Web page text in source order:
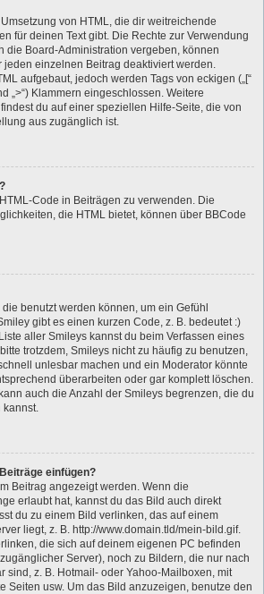
von HTML, die dir weitreichende
für deinen Text gibt. Die Rechte zur Verwendung
die Board-Administration vergeben, können
jeden einzelnen Beitrag deaktiviert werden.
aufgebaut, jedoch werden Tags von eckigen („[“
„>“) Klammern eingeschlossen. Weitere
du auf einer speziellen Hilfe-Seite, die von
aus zugänglich ist.
Code in Beiträgen zu verwenden. Die
die HTML bietet, können über BBCode
benutzt werden können, um ein Gefühl
gibt es einen kurzen Code, z. B. bedeutet :)
aller Smileys kannst du beim Verfassen eines
trotzdem, Smileys nicht zu häufig zu benutzen,
unlesbar machen und ein Moderator könnte
überarbeiten oder gar komplett löschen.
auch die Anzahl der Smileys begrenzen, die du
kannst.
einfügen?
Beitrag angezeigt werden. Wenn die
erlaubt hat, kannst du das Bild auch direkt
du zu einem Bild verlinken, das auf einem
liegt, z. B. http://www.domain.tld/mein-bild.gif.
die sich auf deinem eigenen PC befinden
Server), noch zu Bildern, die nur nach
sind, z. B. Hotmail- oder Yahoo-Mailboxen, mit
Seiten usw. Um das Bild anzuzeigen, benutze den